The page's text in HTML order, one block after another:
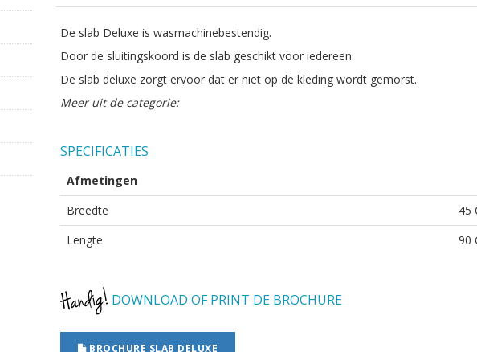
De slab Deluxe is wasmachinebestendig.
Door de sluitingskoord is de slab geschikt voor iedereen.
De slab deluxe zorgt ervoor dat er niet op de kleding wordt gemorst.
Meer uit de categorie:
SPECIFICATIES
Afmetingen
Breedte
45
Lengte
90
DOWNLOAD OF PRINT DE BROCHURE
BROCHURE SLAB DELUXE